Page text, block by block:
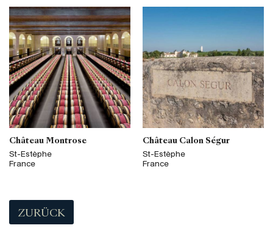
Château Montrose
St-Estèphe
France
Château Calon Ségur
St-Estèphe
France
ZURÜCK